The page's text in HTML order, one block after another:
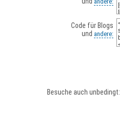
Code für Blogs
und andere:
Besuche auch unbedingt: